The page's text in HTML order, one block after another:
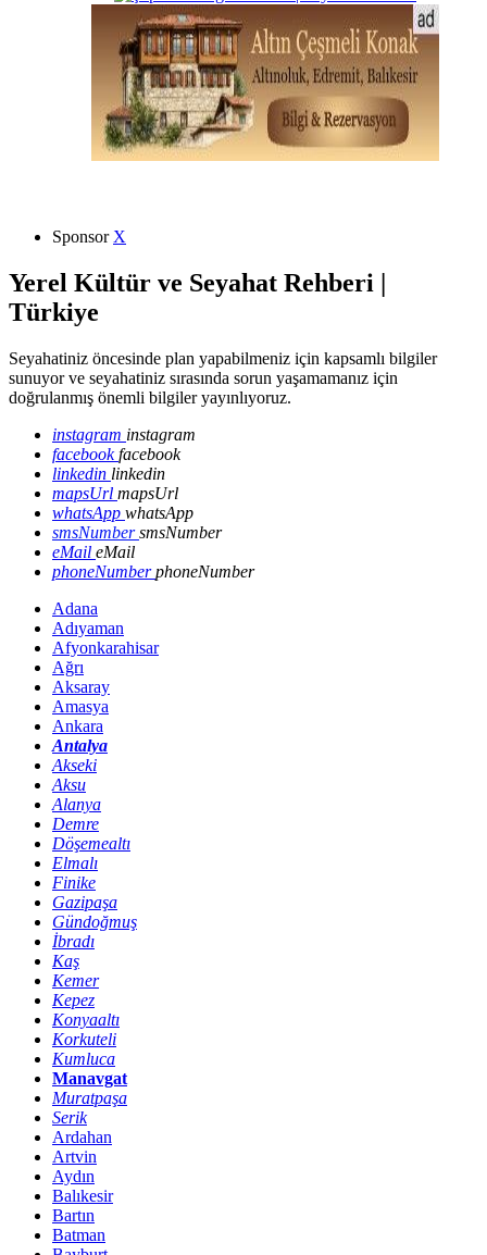
Sponsor X
Yerel Kültür ve Seyahat Rehberi |
Türkiye
Seyahatiniz öncesinde plan yapabilmeniz için kapsamlı bilgiler
sunuyor ve seyahatiniz sırasında sorun yaşamamanız için
doğrulanmış önemli bilgiler yayınlıyoruz.
instagram instagram
facebookfacebook
linkedin linkedin
mapsUrl mapsUrl
whatsApp whatsApp
smsNumbersmsNumber
eMail eMail
phoneNumberphoneNumber
Adana
Adıyaman
Afyonkarahisar
Ağrı
Aksaray
Amasya
Ankara
Antalya
Akseki
Aksu
Alanya
Demre
Döşemealtı
Elmalı
Finike
Gazipaşa
Gündoğmuş
İbradı
Kaş
Kemer
Kepez
Konyaaltı
Korkuteli
Kumluca
Manavgat
Muratpaşa
Serik
Ardahan
Artvin
Aydın
Balıkesir
Bartın
Batman